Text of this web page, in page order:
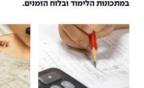
במתכונות הלימוד ובלוח הזמנים.